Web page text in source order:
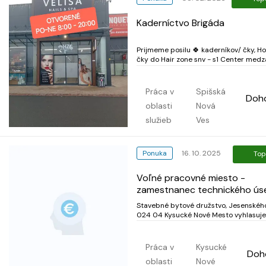
Kaderníctvo Brigáda
Prijmeme posilu 🍀 kaderníkov/ čky, Holičov/
čky do Hair zone snv - s1 Center
vystupovanie - komunikativnosť -
dochvíľnosť - ochota pracovať cez víkendy -
zodpov...
Práca v
oblasti
služieb
Spišská
Nová
Ves
Ponuka 16. 10. 2025
Voľné pracovné miesto -
zamestnanec technického
Stavebné bytové družstvo,
024 04 Kysucké Nové Mesto vyhlasuje
výkonu práce: Jesenského 1347, 024
Kysucké Nové Mesto mzdové podmienky
(brutto. 1200 EU...
Práca v
oblasti
Kysucké
Nové